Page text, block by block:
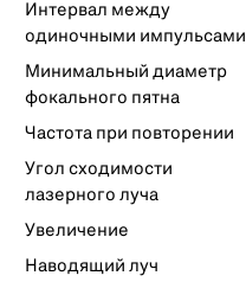
Интервал между
одиночными импульсами
Минимальный диаметр
фокального пятна
Частота при повторении
Угол сходимости
лазерного луча
Увеличение
Наводящий луч